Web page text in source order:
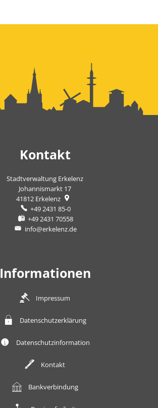
Kontakt
Stadtverwaltung Erkelenz
Johannismarkt 17
41812 Erkelenz
+49 2431 85-0
+49 2431 70558
info@erkelenz.de
Informationen
Impressum
Datenschutzerklärung
Datenschutzinformation
Kontakt
Bankverbindung